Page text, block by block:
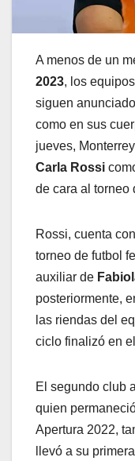
A menos de un
2023, los
siguen
como en sus
jueves,
Carla Rossi
de cara al torneo
Rossi, cuenta
torneo de futbol
auxiliar de
posteriormente,
las riendas del
ciclo finalizó en
El segundo club
quien
Apertura 2022,
llevó a su